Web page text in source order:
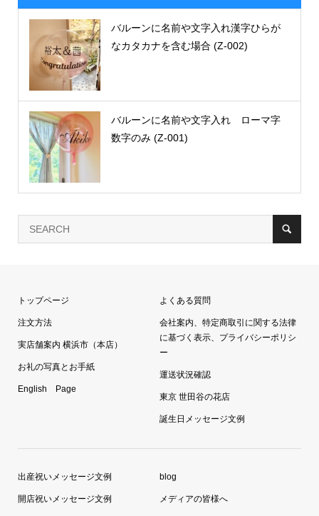
バルーンに名前や文字入れ漢字ひらが
なカタカナを含む場合 (Z-002)
バルーンに名前や文字入れ ローマ字
数字のみ (Z-001)
トップページ
注文方法
実店舗案内 横浜市（本店）
お礼の写真とお手紙
English Page
よくある質問
会社案内、特定商取引に関する法律
に基づく表示、プライバシーポリシ
ー
運送状況確認
東京 世田谷の花店
誕生日メッセージ文例
出産祝いメッセージ文例
開店祝いメッセージ文例
blog
メディアの皆様へ